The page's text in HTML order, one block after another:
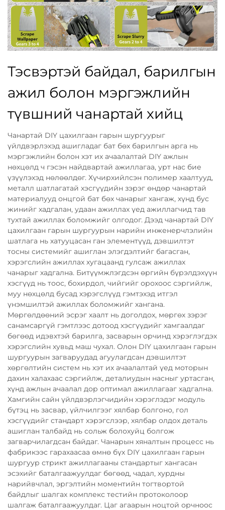
Тэсвэртэй байдал, барилгын
ажил болон мэргэжлийн
түвшний чанартай хийц
Чанартай DIY цахилгаан гарын шургуурыг
үйлдвэрлэхэд ашигладаг бат бөх барилгын арга нь
мэргэжлийн болон хэт их ачаалалтай DIY ажлын
нөхцөлд ч гэсэн найдвартай ажиллагаа, урт нас бие
үзүүлэхэд нөлөөлдөг. Хүчирхийлсэн полимер хаалтууд,
металл шатлагатай хэсгүүдийн зэрэг өндөр чанартай
материалууд онцгой бат бөх чанарыг хангаж, хүнд бус
жинийг хадгалан, удаан ажиллах үед ажиллагчид тав
тухтай ажиллах боломжийг олгодог. Дээд чанартай DIY
цахилгаан гарын шургуурын нарийн инженерчлэлийн
шатлага нь хатууцасан ган элементүүд, дэвшилтэт
тосны системийг ашиглан элэгдэлтийг багасган,
хэрэгслийн ажиллах хугацаанд гулсаж ажиллах
чанарыг хадгална. Битүүмжлэгдсэн өргийн бүрэлдэхүүн
хэсгүүд нь тоос, бохирдол, чийгийг орохоос сэргийлж,
муу нөхцөлд бусад хэрэгслүүд гэмтэхэд итгэл
үнэмшилтэй ажиллах боломжийг хангана.
Мөргөлдөөний эсрэг хаалт нь доголдох, мөргөх зэрэг
санамсаргүй гэмтлээс дотоод хэсгүүдийг хамгаалдаг
бөгөөд идэвхтэй барилга, засварын орчинд хэрэглэгдэх
хэрэгслийн хувьд маш чухал. Олон DIY цахилгаан гарын
шургуурын загваруудад агуулагдсан дэвшилтэт
хөргөлтийн систем нь хэт их ачаалалтай үед моторын
дахин халахаас сэргийлж, деталиудын насныг уртасган,
хүнд ажлын ачаалал дор оптимал ажиллагааг хадгална.
Хамгийн сайн үйлдвэрлэгчидийн хэрэглэдэг модуль
бүтэц нь засвар, үйлчилгээг хялбар болгоно, гол
хэсгүүдийг стандарт хэрэгслээр, хялбар олдох деталь
ашиглан талбайд нь сольж болохуйц болгож
загварчилагдсан байдаг. Чанарын хяналтын процесс нь
фабрикээс гарахаасаа өмнө бүх DIY цахилгаан гарын
шургуур стрикт ажиллагааны стандартыг хангасан
эсэхийг баталгаажуулдаг бөгөөд, чадал, хурдны
нарийвчлал, эргэлтийн моментийн тогтвортой
байдлыг шалгах комплекс тестийн протоколоор
шалгаж баталгаажуулдаг. Цаг агаарын ноцтой орчноос